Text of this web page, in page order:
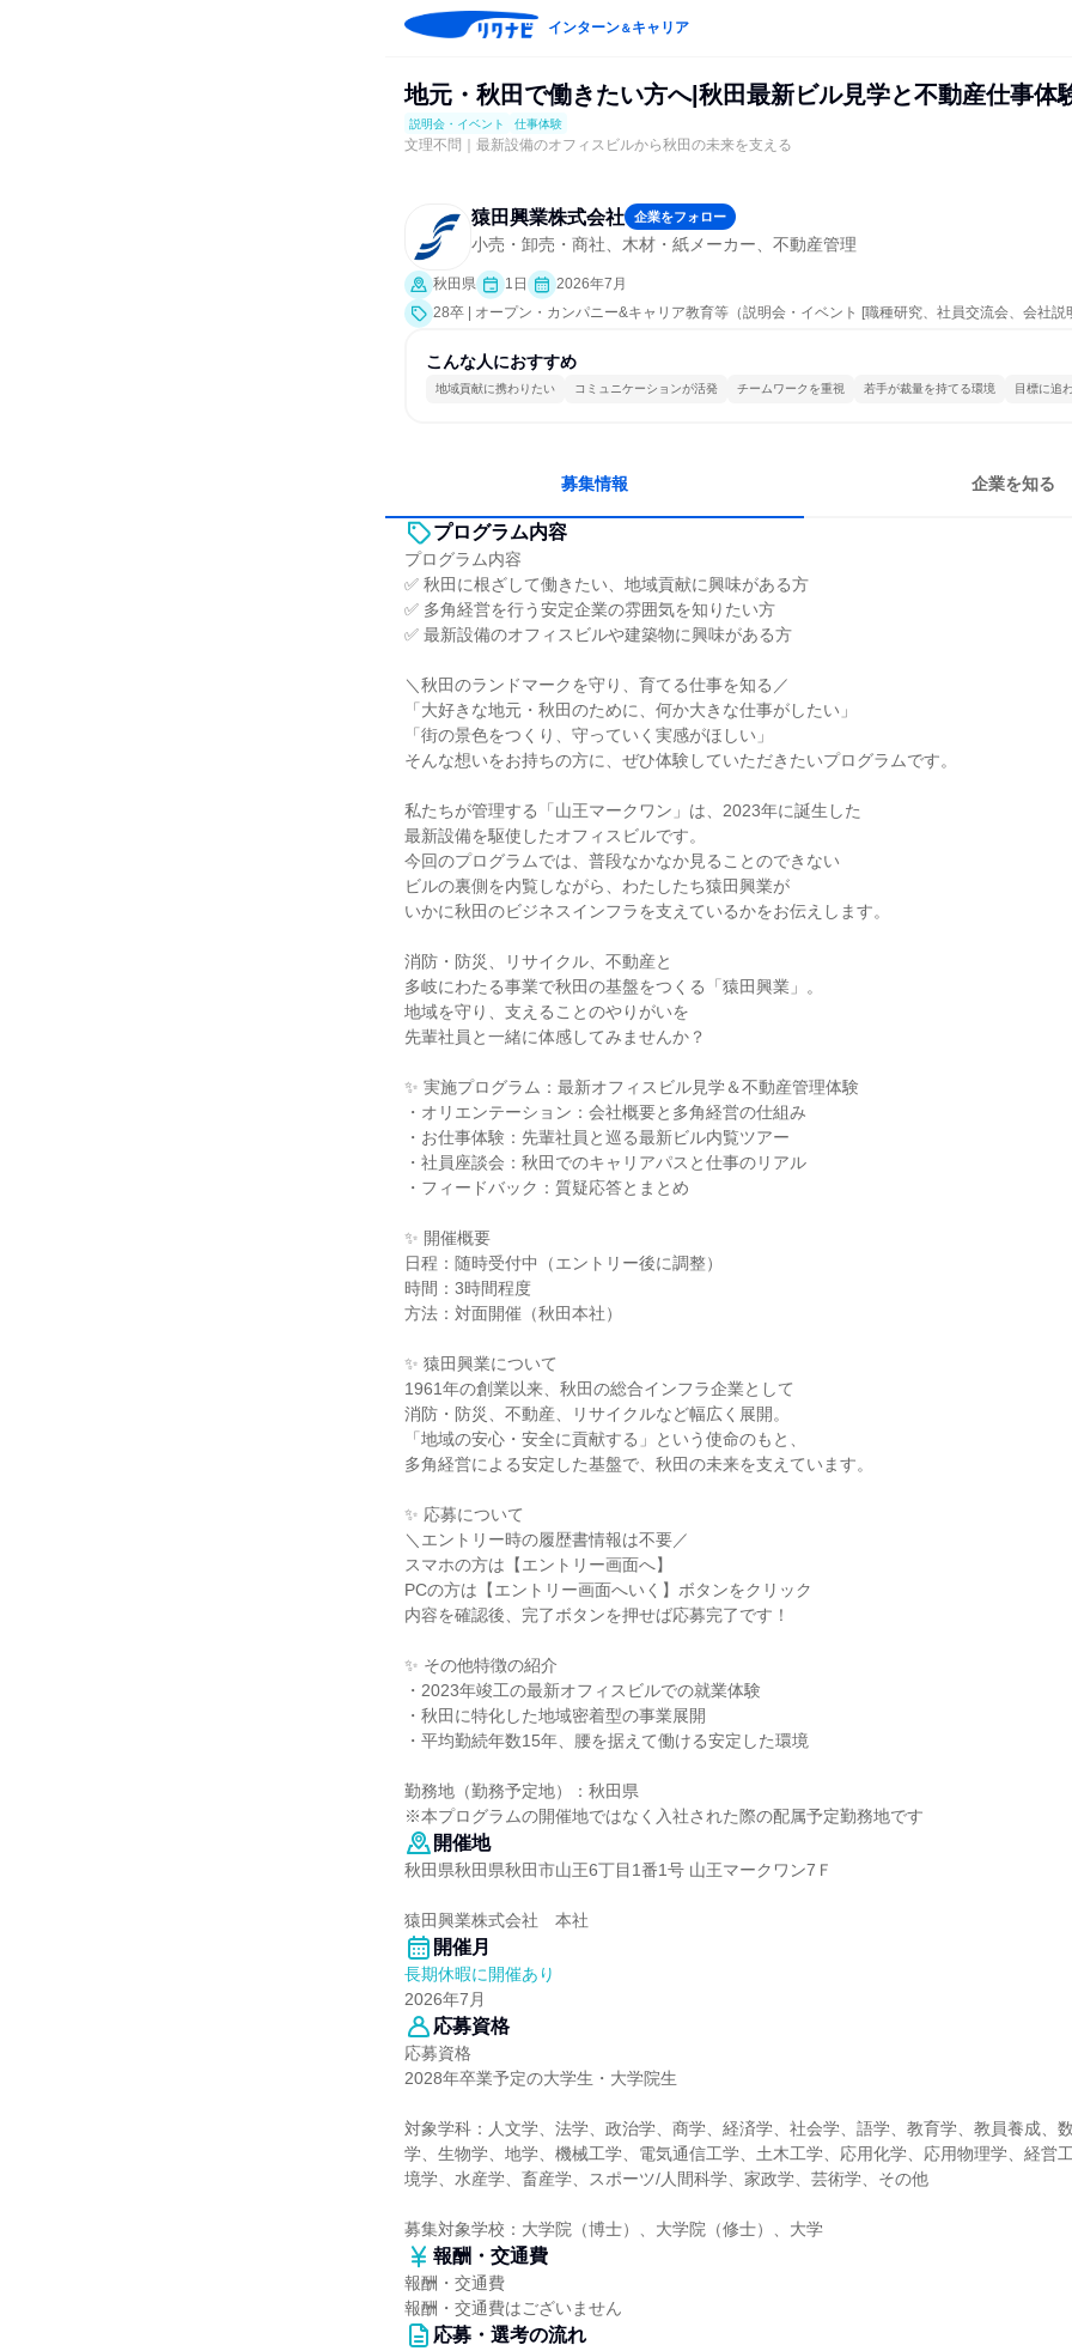
インターン＆キャリア
地元・秋田で働きたい方へ|秋田最新ビル見学と不動産仕事体
説明会・イベント 仕事体験
文理不問｜最新設備のオフィスビルから秋田の未来を支える
猿田興業株式会社 企業をフォロー
小売・卸売・商社、木材・紙メーカー、不動産管理
秋田県 1日
2026年7月
28卒 | オープン・カンパニー&キャリア教育等（説明会・イベント [職種研究、社員交流会、会社説
こんな人におすすめ
地域貢献に携わりたい コミュニケーションが活発 チームワークを重視 若手が裁量を持てる環境 目標に追
募集情報 企業を知る
プログラム内容
プログラム内容
✅ 秋田に根ざして働きたい、地域貢献に興味がある方
✅ 多角経営を行う安定企業の雰囲気を知りたい方
✅ 最新設備のオフィスビルや建築物に興味がある方
＼秋田のランドマークを守り、育てる仕事を知る／
「大好きな地元・秋田のために、何か大きな仕事がしたい」
「街の景色をつくり、守っていく実感がほしい」
そんな想いをお持ちの方に、ぜひ体験していただきたいプログラムです。
私たちが管理する「山王マークワン」は、2023年に誕生した
最新設備を駆使したオフィスビルです。
今回のプログラムでは、普段なかなか見ることのできない
ビルの裏側を内覧しながら、わたしたち猿田興業が
いかに秋田のビジネスインフラを支えているかをお伝えします。
消防・防災、リサイクル、不動産と
多岐にわたる事業で秋田の基盤をつくる「猿田興業」。
地域を守り、支えることのやりがいを
先輩社員と一緒に体感してみませんか？
✨ 実施プログラム：最新オフィスビル見学＆不動産管理体験
・オリエンテーション：会社概要と多角経営の仕組み
・お仕事体験：先輩社員と巡る最新ビル内覧ツアー
・社員座談会：秋田でのキャリアパスと仕事のリアル
・フィードバック：質疑応答とまとめ
✨ 開催概要
日程：随時受付中（エントリー後に調整）
時間：3時間程度
方法：対面開催（秋田本社）
✨ 猿田興業について
1961年の創業以来、秋田の総合インフラ企業として
消防・防災、不動産、リサイクルなど幅広く展開。
「地域の安心・安全に貢献する」という使命のもと、
多角経営による安定した基盤で、秋田の未来を支えています。
✨ 応募について
＼エントリー時の履歴書情報は不要／
スマホの方は【エントリー画面へ】
PCの方は【エントリー画面へいく】ボタンをクリック
内容を確認後、完了ボタンを押せば応募完了です！
✨ その他特徴の紹介
・2023年竣工の最新オフィスビルでの就業体験
・秋田に特化した地域密着型の事業展開
・平均勤続年数15年、腰を据えて働ける安定した環境
勤務地（勤務予定地）：秋田県
※本プログラムの開催地ではなく入社された際の配属予定勤務地です
開催地
秋田県秋田県秋田市山王6丁目1番1号 山王マークワン7Ｆ
猿田興業株式会社 本社
開催月
長期休暇に開催あり
2026年7月
応募資格
応募資格
2028年卒業予定の大学生・大学院生
対象学科：人文学、法学、政治学、商学、経済学、社会学、語学、教育学、教員養成、
学、生物学、地学、機械工学、電気通信工学、土木工学、応用化学、応用物理学、経営
境学、水産学、畜産学、スポーツ/人間科学、家政学、芸術学、その他
募集対象学校：大学院（博士）、大学院（修士）、大学
報酬・交通費
報酬・交通費
報酬・交通費はございません
応募・選考の流れ